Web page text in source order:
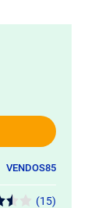
VENDOS85
(15)